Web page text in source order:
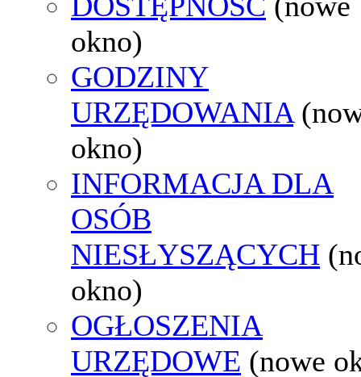
okno)
GODZINY
URZĘDOWANIA
okno)
INFORMACJA DLA
OSÓB
NIESŁYSZĄCYCH
okno)
OGŁOSZENIA
URZĘDOWE (nowe